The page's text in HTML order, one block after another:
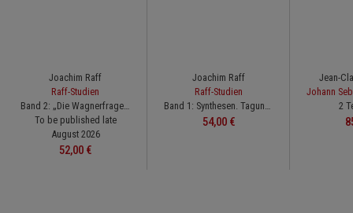
Joachim Raff
Raff-Studien
Band 2: „Die Wagnerfrage“ – Joachim Raffs Auseinandersetzung mit Richard Wagner in Weimar (1850–1856)
To be published late
August 2026
Regular price:
52,00 €
Joachim Raff
Raff-Studien
Band 1: Synthesen. Tagung zur Eröffnung des Joachim-Raff-Archivs, Lachen 2018 (Kongressbericht)
Regular price:
54,00 €
Jean-
2